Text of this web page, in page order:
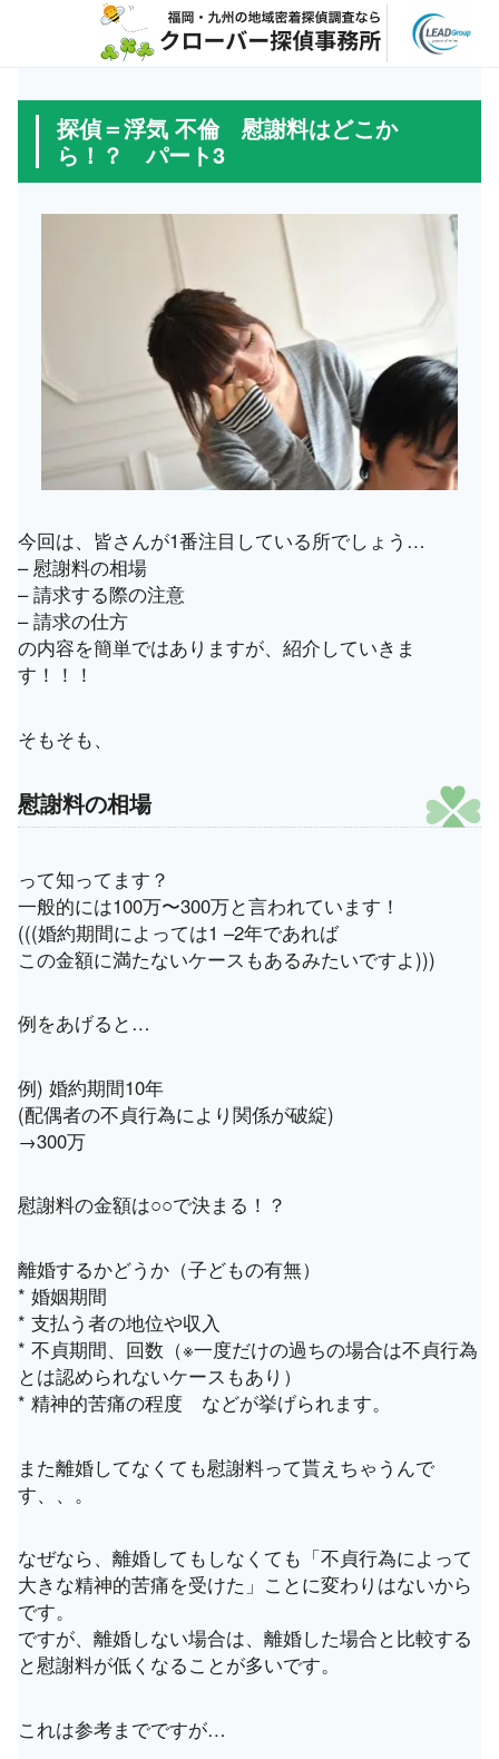
探偵＝浮気 不倫 慰謝料はどこか
ら！？ パート3
今回は、皆さんが1番注目している所でしょう…
– 慰謝料の相場
– 請求する際の注意
– 請求の仕方
の内容を簡単ではありますが、紹介していきま
す！！！
そもそも、
慰謝料の相場
って知ってます？
一般的には100万〜300万と言われています！
(((婚約期間によっては1 –2年であれば
この金額に満たないケースもあるみたいですよ)))
例をあげると…
例) 婚約期間10年
(配偶者の不貞行為により関係が破綻)
→300万
慰謝料の金額は○○で決まる！？
離婚するかどうか（子どもの有無）
* 婚姻期間
* 支払う者の地位や収入
* 不貞期間、回数（※一度だけの過ちの場合は不貞行為
とは認められないケースもあり）
* 精神的苦痛の程度 などが挙げられます。
また離婚してなくても慰謝料って貰えちゃうんで
す、、。
なぜなら、離婚してもしなくても「不貞行為によって
大きな精神的苦痛を受けた」ことに変わりはないから
です。
ですが、離婚しない場合は、離婚した場合と比較する
と慰謝料が低くなることが多いです。
これは参考までですが…